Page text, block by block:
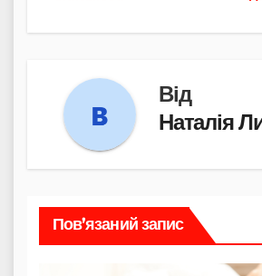
Від
Наталія
Пов’язаний запис